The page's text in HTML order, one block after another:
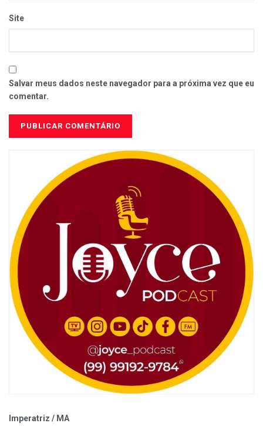
Site
Salvar meus dados neste navegador para a próxima vez que eu
comentar.
Imperatriz / MA